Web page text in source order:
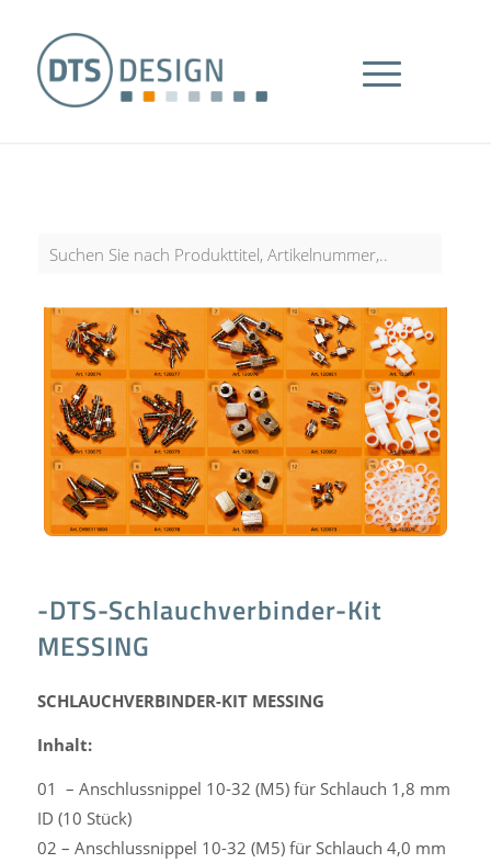
-DTS-Schlauchverbinder-Kit
MESSING
SCHLAUCHVERBINDER-KIT MESSING
Inhalt:
01 – Anschlussnippel 10-32 (M5) für Schlauch 1,8 mm
ID (10 Stück)
02 – Anschlussnippel 10-32 (M5) für Schlauch 4,0 mm